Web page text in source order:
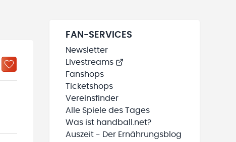
FAN-SERVICES
Newsletter
Livestreams
Fanshops
Ticketshops
Vereinsfinder
Alle Spiele des Tages
Was ist handball.net?
Auszeit - Der Ernährungsblog